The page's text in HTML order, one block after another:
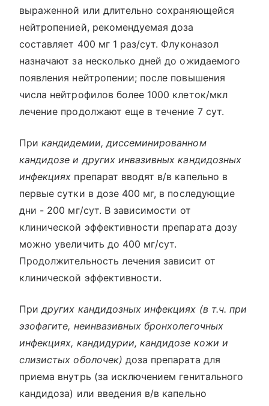
выраженной или длительно сохраняющейся
нейтропенией, рекомендуемая доза
составляет 400 мг 1 раз/сут. Флуконазол
назначают за несколько дней до ожидаемого
появления нейтропении; после повышения
числа нейтрофилов более 1000 клеток/мкл
лечение продолжают еще в течение 7 сут.
Прикандидемии, диссеминированном
кандидозе и других инвазивных кандидозных
инфекциях препарат вводят в/в капельно в
первые сутки в дозе 400 мг, в последующие
дни - 200 мг/сут. В зависимости от
клинической эффективности препарата дозу
можно увеличить до 400 мг/сут.
Продолжительность лечения зависит от
клинической эффективности.
Придругих кандидозных инфекциях (в т.ч. при
эзофагите, неинвазивных бронхолегочных
инфекциях, кандидурии, кандидозе кожи и
слизистых оболочек) доза препарата для
приема внутрь (за исключением генитального
кандидоза) или введения в/в капельно